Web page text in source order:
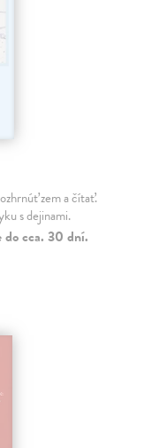
zem a čítať.
s dejinami.
cca. 30 dní.